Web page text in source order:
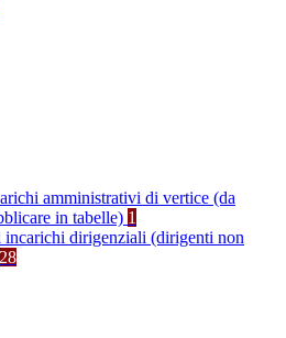
amministrativi di vertice (da
in tabelle) 1
dirigenziali (dirigenti non
28